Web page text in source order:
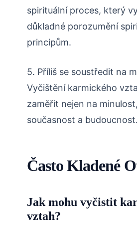
spirituální proces, který
důkladné porozumění
principům.
5. Příliš se soustředit na
Vyčištění karmického
zaměřit nejen na
současnost a budoucnost.
Často Kladené
Jak mohu vyčistit
vztah?